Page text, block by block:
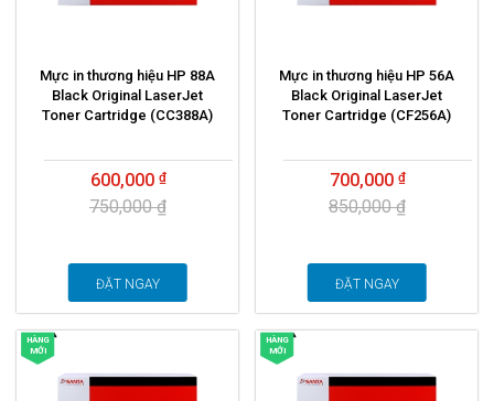
Mực in thương hiệu HP 88A
Black Original LaserJet
Toner Cartridge (CC388A)
600,000
750,000 ₫
ĐẶT NGAY
Mực in thương hiệu HP 56A
Black Original LaserJet
Toner Cartridge (CF256A)
700,000
850,000 ₫
ĐẶT NGAY
HÀNG
MỚI
HÀNG
MỚI